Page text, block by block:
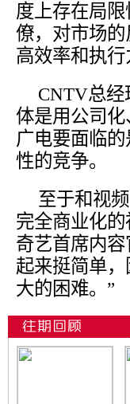
度上存在局
僚，对市场
高效率和执
CNTV总经
体是用公司
广电要面临
性的竞争。
至于和视
完全商业化
奇艺首席内
起来挺简单
大的困难。”